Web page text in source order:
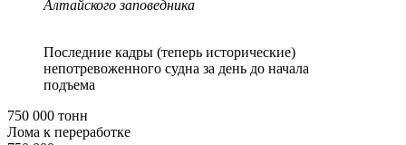
Алтайского заповедника
Последние кадры (теперь исторические)
непотревоженного судна за день до начала
подъема
750 000 тонн
Лома к переработке